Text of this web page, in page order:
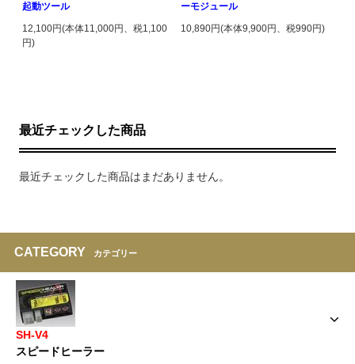
起動ツール
12,100円(本体11,000円、税1,100
円)
ーモジュール
10,890円(本体9,900円、税990円)
最近チェックした商品
最近チェックした商品はまだありません。
CATEGORY カテゴリー
SH-V4
スピードヒーラー